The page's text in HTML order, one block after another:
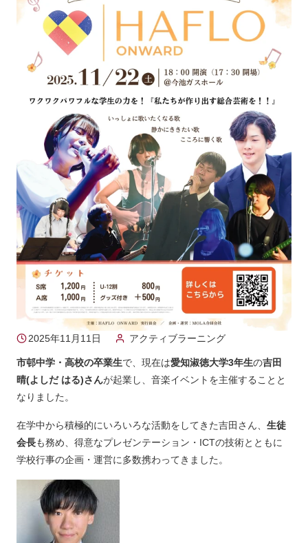
2025年11月11日 アクティブラーニング
市邨中学・高校の卒業生で、現在は愛知淑徳大学3年生の吉田
晴(よしだ はる)さんが起業し、音楽イベントを主催することと
なりました。
在学中から積極的にいろいろな活動をしてきた吉田さん、 生徒
会長も務め、得意なプレゼンテーション・ICTの技術とともに
学校行事の企画・運営に多数携わってきました。